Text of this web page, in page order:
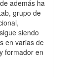
además ha
grupo de
siendo
en varias de
formador en